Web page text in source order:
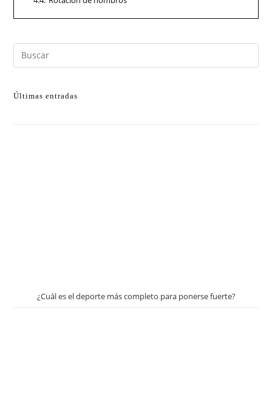
Últimas entradas
¿Cuál es el deporte más completo para ponerse fuerte?